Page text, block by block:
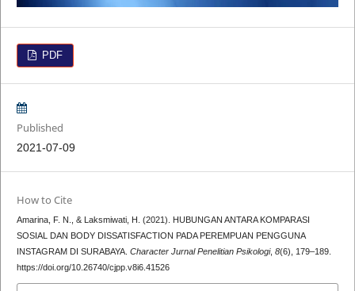
PDF
Published
2021-07-09
How to Cite
Amarina, F. N., & Laksmiwati, H. (2021). HUBUNGAN ANTARA KOMPARASI
SOSIAL DAN BODY DISSATISFACTION PADA PEREMPUAN PENGGUNA
INSTAGRAM DI SURABAYA. Character Jurnal Penelitian Psikologi, 8(6), 179–189.
https://doi.org/10.26740/cjpp.v8i6.41526